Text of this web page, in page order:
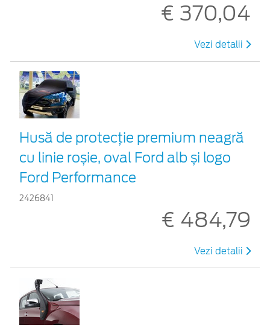
€ 370,04
Vezi detalii
Husă de protecție premium neagră
cu linie roșie, oval Ford alb și logo
Ford Performance
2426841
€ 484,79
Vezi detalii